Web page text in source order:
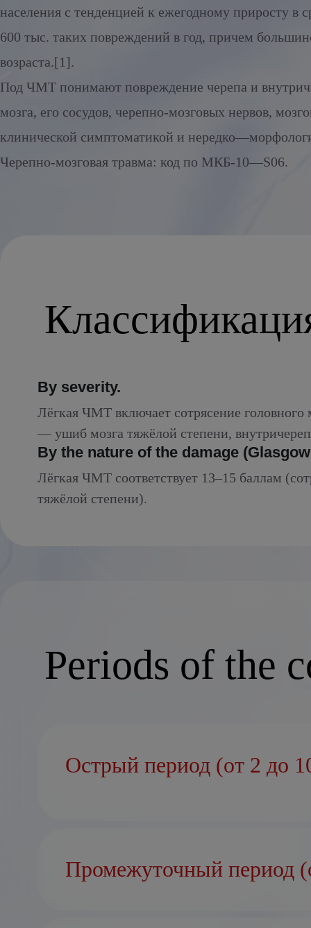
населения с тенденцией к ежегодному приросту в
600 тыс. таких повреждений в год, причем
возраста.[1].
Под ЧМТ понимают повреждение черепа и
мозга, его сосудов, черепно-мозговых нервов,
клинической симптоматикой и
Черепно-мозговая травма: код по МКБ-10—S06.
By severity.
Лёгкая ЧМТ включает сотрясение
— ушиб мозга тяжёлой степени,
By the nature of the damage
Лёгкая ЧМТ соответствует 13–15 баллам
тяжёлой степени).
Periods of the
Острый период (от 2 до
Промежуточный период